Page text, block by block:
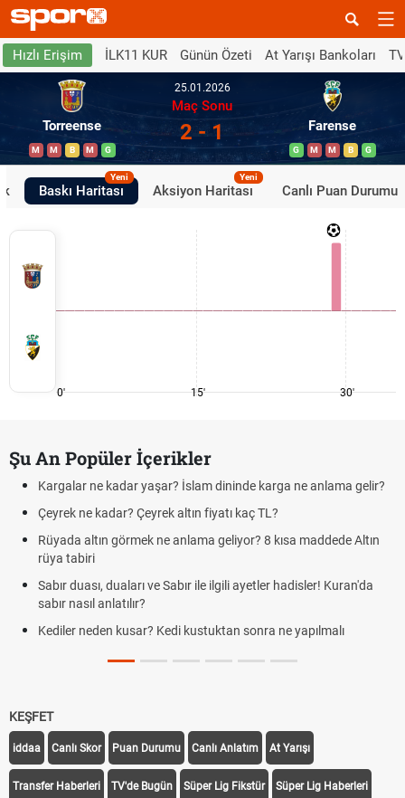
Hızlı Erişim İLK11 KUR Günün Özeti At Yarışı Bankoları
Torreense
M M B M G
25.01.2026
Maç Sonu
2 - 1 Farense
G M M B G
Baskı Haritası
Yeni
Aksiyon Haritası
Yeni
Canlı Puan Durumu
0' 15' 30'
Şu An Popüler İçerikler
Kargalar ne kadar yaşar? İslam dininde karga ne anlama gelir?
Çeyrek ne kadar? Çeyrek altın fiyatı kaç TL?
Rüyada altın görmek ne anlama geliyor? 8 kısa maddede Altın
rüya tabiri
Sabır duası, duaları ve Sabır ile ilgili ayetler hadisler! Kuran'da
sabır nasıl anlatılır?
Kediler neden kusar? Kedi kustuktan sonra ne yapılmalı
KEŞFET
iddaa Canlı Skor Puan Durumu Canlı Anlatım At Yarışı
Transfer Haberleri TV'de Bugün Süper Lig Fikstür Süper Lig Haberleri